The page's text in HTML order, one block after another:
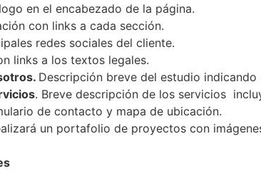
en el encabezado de la página.
con links a cada sección.
redes sociales del cliente.
links a los textos legales.
Descripción breve del estudio
. Breve descripción de los servicios
de contacto y mapa de ubicación.
un portafolio de proyectos con